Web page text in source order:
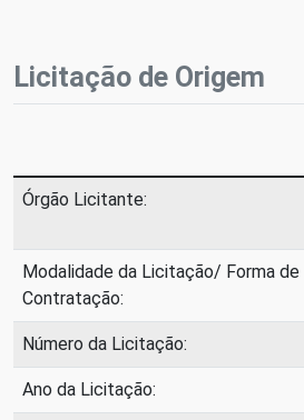
Licitação de Origem
Órgão Licitante:
Modalidade da Licitação/ Forma de
Contratação:
Número da Licitação:
Ano da Licitação: